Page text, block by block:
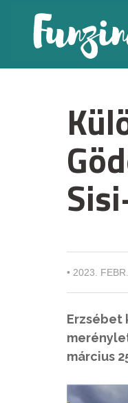
• 2023.
Erzsébet
március